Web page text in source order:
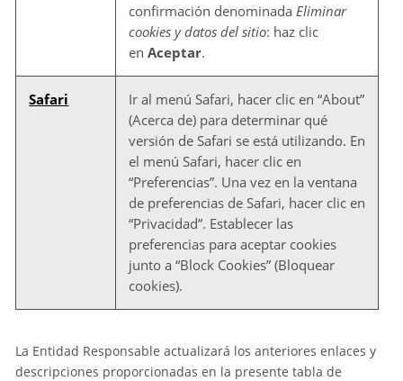
confirmación denominada Eliminar
cookies y datos del sitio: haz clic
enAceptar.
Safari
Ir al menú Safari, hacer clic en “About”
(Acerca de) para determinar qué
versión de Safari se está utilizando. En
el menú Safari, hacer clic en
“Preferencias”. Una vez en la ventana
de preferencias de Safari, hacer clic en
“Privacidad”. Establecer las
preferencias para aceptar cookies
junto a “Block Cookies” (Bloquear
cookies).
La Entidad Responsable actualizará los anteriores enlaces y
descripciones proporcionadas en la presente tabla de